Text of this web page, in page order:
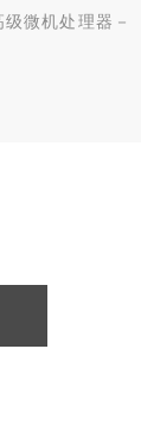
微机处理器－